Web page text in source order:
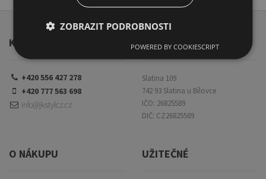
KONTAKTY
+420 556 427 278
+420 777 563 698
info@jkstylcz.cz
JK Styl CZ s. r. o.
Slatina 109
742 93 Slatina u Bílovce
IČO: 26825589
DIČ: CZ26825589
O NÁKUPU UŽITEČNÉ
ZOBRAZIT PODROBNOSTI
POWERED BY COOKIESCRIPT